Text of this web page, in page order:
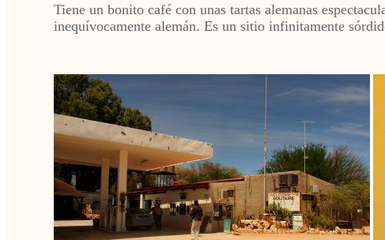
Tiene un bonito café con unas tartas alemanas
inequívocamente alemán. Es un sitio infinitamente